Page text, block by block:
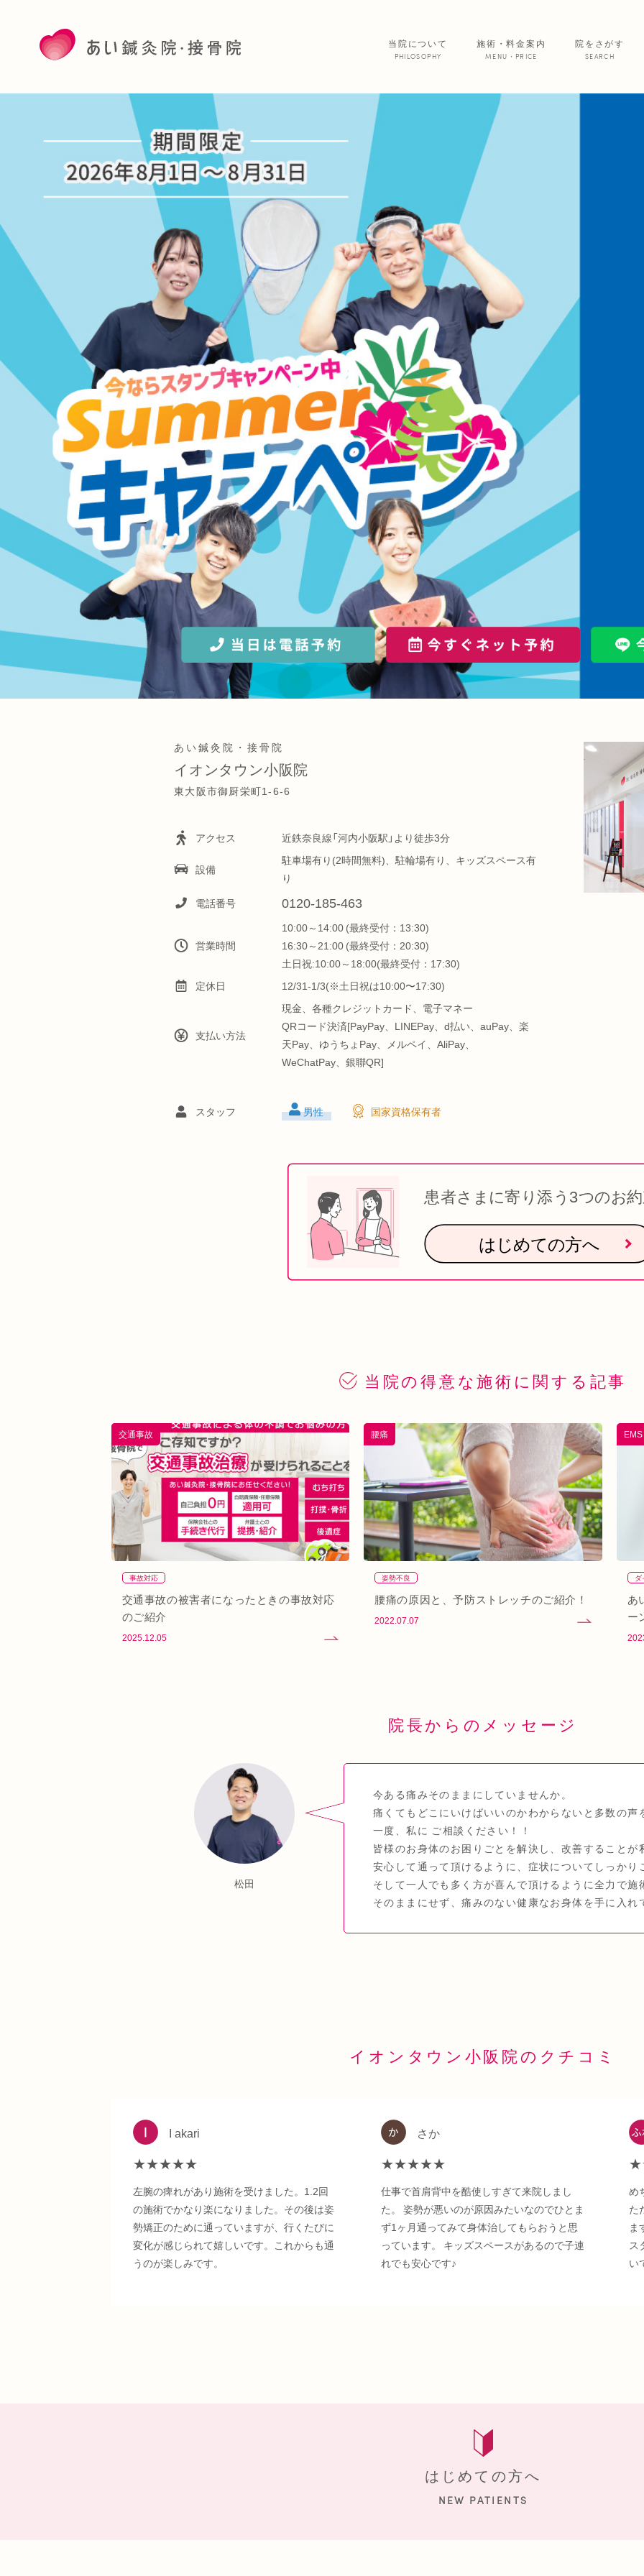
当院について
PHILOSOPHY
施術・料金案内
MENU・PRICE
院をさがす
SEARCH
あい鍼灸院・接骨院
イオンタウン小阪院
東大阪市御厨栄町1-6-6
アクセス 近鉄奈良線「河内小阪駅」より徒歩3分
設備
駐車場有り(2時間無料)、駐輪場有り、キッズスペース有
り
電話番号
0120-185-463
営業時間
10:00～14:00 (最終受付：13:30)
16:30～21:00 (最終受付：20:30)
土日祝:10:00～18:00(最終受付：17:30)
定休日
12/31-1/3(※土日祝は10:00〜17:30)
支払い方法
現金、各種クレジットカード、電子マネー
QRコード決済[PayPay、LINEPay、d払い、auPay、楽
天Pay、ゆうちょPay、メルペイ、AliPay、
WeChatPay、銀聯QR]
スタッフ 男性 国家資格保有者
患者さまに寄り添う3つのお
はじめての方へ
当院の得意な施術に関する記事
交通事故
事故対応
交通事故の被害者になったときの事故対応
のご紹介
2025.12.05
腰痛
姿勢不良
腰痛の原因と、予防ストレッチのご紹介！
2022.07.07
あ
ー
院長からのメッセージ
松田
今ある痛みそのままにしていませんか。
痛くてもどこにいけばいいのかわからないと多数の声
一度、私に ご相談ください！！
皆様のお身体のお困りごとを解決し、改善することが
安心して通って頂けるように、症状についてしっかり
そして一人でも多く方が喜んで頂けるように全力で施
そのままにせず、痛みのない健康なお身体を手に入れ
イオンタウン小阪院のクチコミ
I akari
★★★★★
左腕の痺れがあり施術を受けました。1.2回
の施術でかなり楽になりました。その後は姿
勢矯正のために通っていますが、行くたびに
変化が感じられて嬉しいです。これからも通
うのが楽しみです。
さか
★★★★★
仕事で首肩背中を酷使しすぎて来院しまし
た。 姿勢が悪いのが原因みたいなのでひとま
ず1ヶ月通ってみて身体治してもらおうと思
っています。 キッズスペースがあるので子連
れでも安心です♪
め
た
ま
ス
い
はじめての方へ
NEW PATIENTS